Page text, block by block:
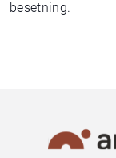
besetning.